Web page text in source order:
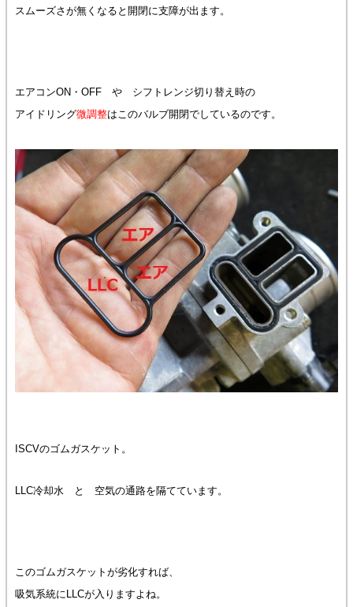
スムーズさが無くなると開閉に支障が出ます。
エアコンON・OFF や シフトレンジ切り替え時の
アイドリング微調整はこのバルブ開閉でしているのです。
ISCVのゴムガスケット。
LLC冷却水 と 空気の通路を隔てています。
このゴムガスケットが劣化すれば、
吸気系統にLLCが入りますよね。